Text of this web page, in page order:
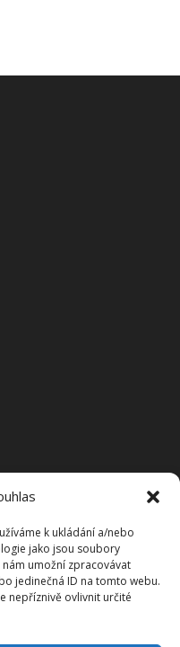
k ukládání a/nebo
jako jsou soubory
umožní zpracovávat
jedinečná ID na tomto webu.
nepříznivě ovlivnit určité